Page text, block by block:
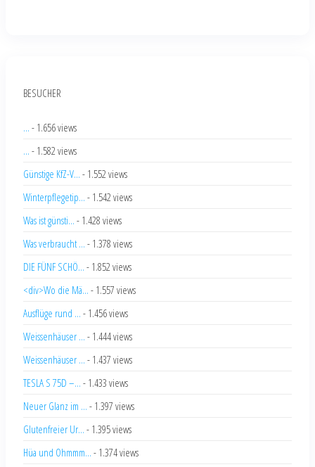
BESUCHER
... - 1.656 views
... - 1.582 views
Günstige KfZ-V... - 1.552 views
Winterpflegetip... - 1.542 views
Was ist günsti... - 1.428 views
Was verbraucht ... - 1.378 views
DIE FÜNF SCHÖ... - 1.852 views
<div>Wo die Mä... - 1.557 views
Ausflüge rund ... - 1.456 views
Weissenhäuser ... - 1.444 views
Weissenhäuser ... - 1.437 views
TESLA S 75D –... - 1.433 views
Neuer Glanz im ... - 1.397 views
Glutenfreier Ur... - 1.395 views
Hüa und Ohmmm... - 1.374 views